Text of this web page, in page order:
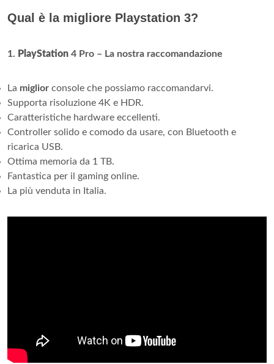
Qual è la migliore Playstation 3?
1. PlayStation 4 Pro – La nostra raccomandazione
La miglior console che possiamo raccomandarvi.
Supporta risoluzione 4K e HDR.
Caratteristiche hardware eccellenti.
Controller solido e comodo da usare, con Bluetooth e
ricarica USB.
Ottima memoria da 1 TB.
Fantastica per il gaming online.
La più venduta in Italia.